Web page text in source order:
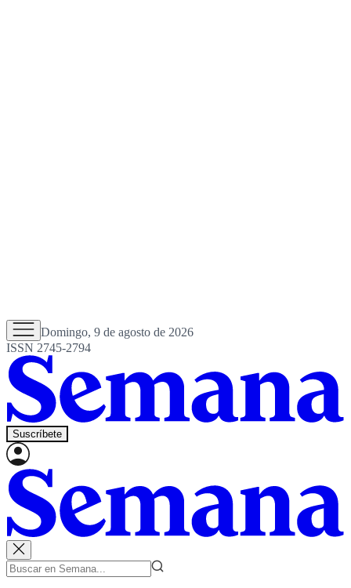
Domingo, 9 de agosto de 2026
ISSN 2745-2794
Suscríbete